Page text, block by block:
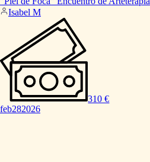
Isabel M
310 €
feb282026